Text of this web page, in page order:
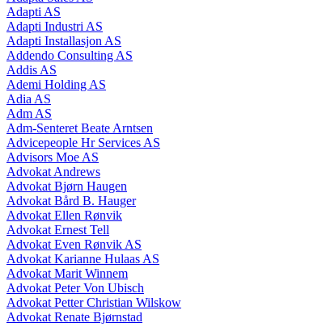
Adapti AS
Adapti Industri AS
Adapti Installasjon AS
Addendo Consulting AS
Addis AS
Ademi Holding AS
Adia AS
Adm AS
Adm-Senteret Beate Arntsen
Advicepeople Hr Services AS
Advisors Moe AS
Advokat Andrews
Advokat Bjørn Haugen
Advokat Bård B. Hauger
Advokat Ellen Rønvik
Advokat Ernest Tell
Advokat Even Rønvik AS
Advokat Karianne Hulaas AS
Advokat Marit Winnem
Advokat Peter Von Ubisch
Advokat Petter Christian Wilskow
Advokat Renate Bjørnstad